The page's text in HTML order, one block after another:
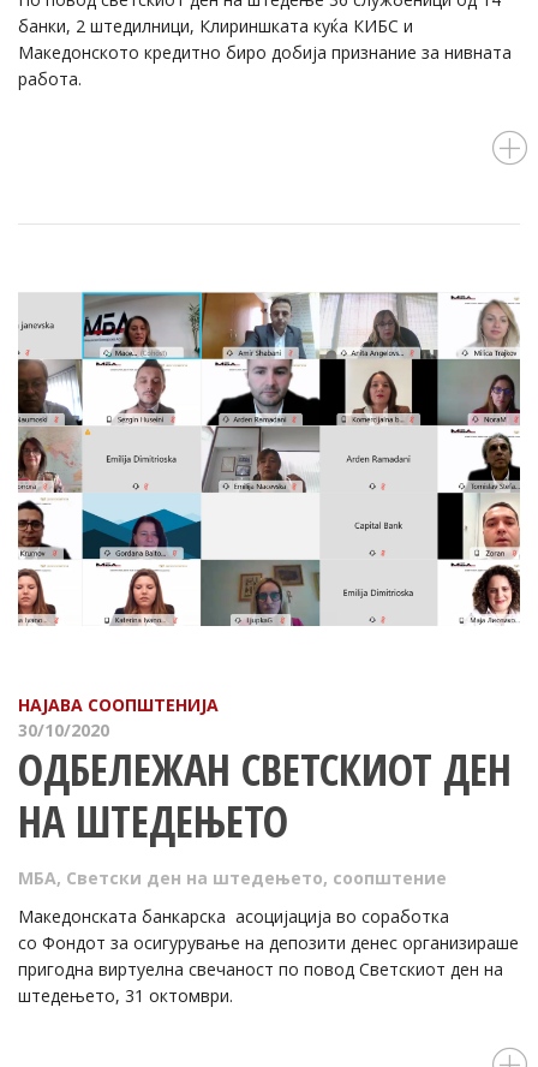
банки, 2 штедилници, Клириншката куќа КИБС и
Македонското кредитно биро добија признание за нивната
работа.
НАЈАВА СООПШТЕНИЈА
30/10/2020
ОДБЕЛЕЖАН СВЕТСКИОТ ДЕН
НА ШТЕДЕЊЕТО
МБА, Светски ден на штедењето, соопштение
Македонската банкарска асоцијација во соработка
со Фондот за осигурување на депозити денес организираше
пригодна виртуелна свечаност по повод Светскиот ден на
штедењето, 31 октомври.